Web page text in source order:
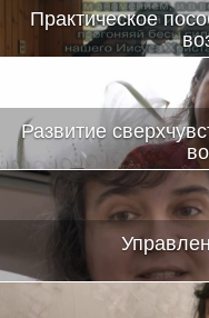
Практическое
Развитие
Анонс нового-